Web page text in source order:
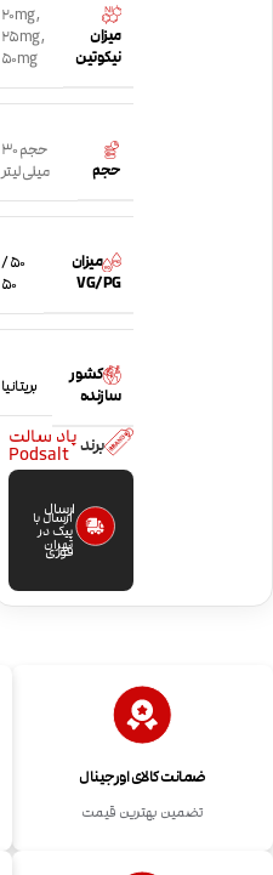
میزان
نیکوتین
20mg,
25mg,
50mg
حجم
حجم 30
میلی لیتر
میزان
VG/PG
50 /
50
کشور
سازنده
بریتانیا
برندپاد سالت
Podsalt
ارسال
فوری
ارسال با
پیک در
تهران
ضمانت کالای اورجینال
تضمین بهترین قیمت